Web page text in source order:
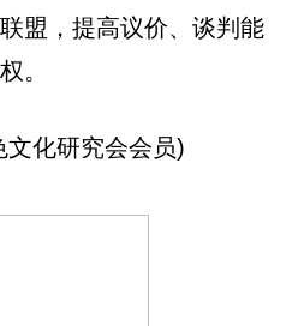
盟，提高议价、谈判能
。
化研究会会员)